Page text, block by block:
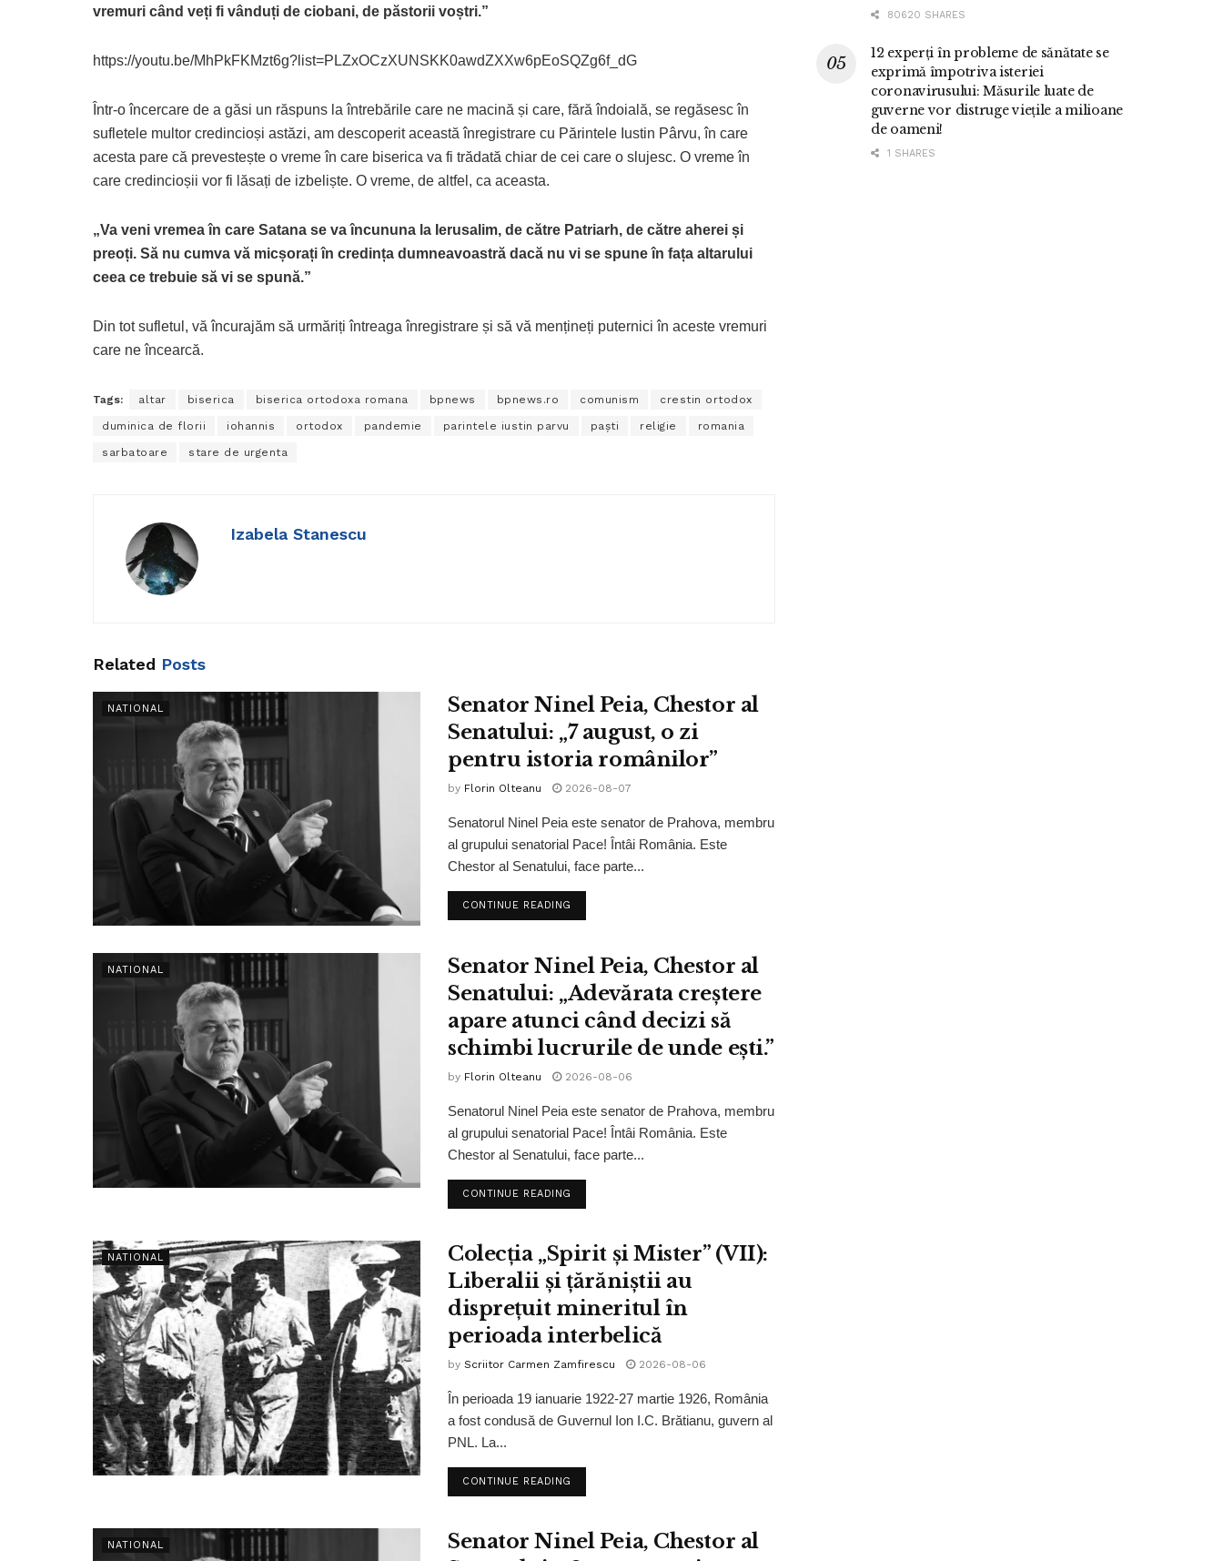
vremuri când veți fi vânduți de ciobani, de păstorii voștri.”
https://youtu.be/MhPkFKMzt6g?list=PLZxOCzXUNSKK0awdZXXw6pEoSQZg6f_dG
Într-o încercare de a găsi un răspuns la întrebările care ne macină și care, fără îndoială, se regăsesc în
sufletele multor credincioși astăzi, am descoperit această înregistrare cu Părintele Iustin Pârvu, în care
acesta pare că prevestește o vreme în care biserica va fi trădată chiar de cei care o slujesc. O vreme în
care credincioșii vor fi lăsați de izbeliște. O vreme, de altfel, ca aceasta.
„Va veni vremea în care Satana se va încununa la Ierusalim, de către Patriarh, de către aherei și
preoți. Să nu cumva vă micșorați în credința dumneavoastră dacă nu vi se spune în fața altarului
ceea ce trebuie să vi se spună.”
Din tot sufletul, vă încurajăm să urmăriți întreaga înregistrare și să vă mențineți puternici în aceste vremuri
care ne încearcă.
Tags: altar biserica biserica ortodoxa romana bpnews bpnews.ro comunism crestin ortodox
duminica de florii iohannis ortodox pandemie parintele iustin parvu paști religie romania
sarbatoare stare de urgenta
Izabela Stanescu
Related Posts
NATIONAL
Senator Ninel Peia, Chestor al
Senatului: „7 august, o zi
pentru istoria românilor”
by Florin Olteanu 2026-08-07
Senatorul Ninel Peia este senator de Prahova, membru
al grupului senatorial Pace! Întâi România. Este
Chestor al Senatului, face parte...
CONTINUE READING
NATIONAL
Senator Ninel Peia, Chestor al
Senatului: „Adevărata creștere
apare atunci când decizi să
schimbi lucrurile de unde ești.”
by Florin Olteanu 2026-08-06
Senatorul Ninel Peia este senator de Prahova, membru
al grupului senatorial Pace! Întâi România. Este
Chestor al Senatului, face parte...
CONTINUE READING
NATIONAL
Colecția „Spirit și Mister” (VII):
Liberalii și țărăniștii au
disprețuit mineritul în
perioada interbelică
by Scriitor Carmen Zamfirescu 2026-08-06
În perioada 19 ianuarie 1922-27 martie 1926, România
a fost condusă de Guvernul Ion I.C. Brătianu, guvern al
PNL. La...
CONTINUE READING
NATIONAL
Senator Ninel Peia, Chestor al
80620 SHARES
12 experți în probleme de sănătate se
exprimă împotriva isteriei
coronavirusului: Măsurile luate de
guverne vor distruge viețile a milioane
de oameni!
1 SHARES